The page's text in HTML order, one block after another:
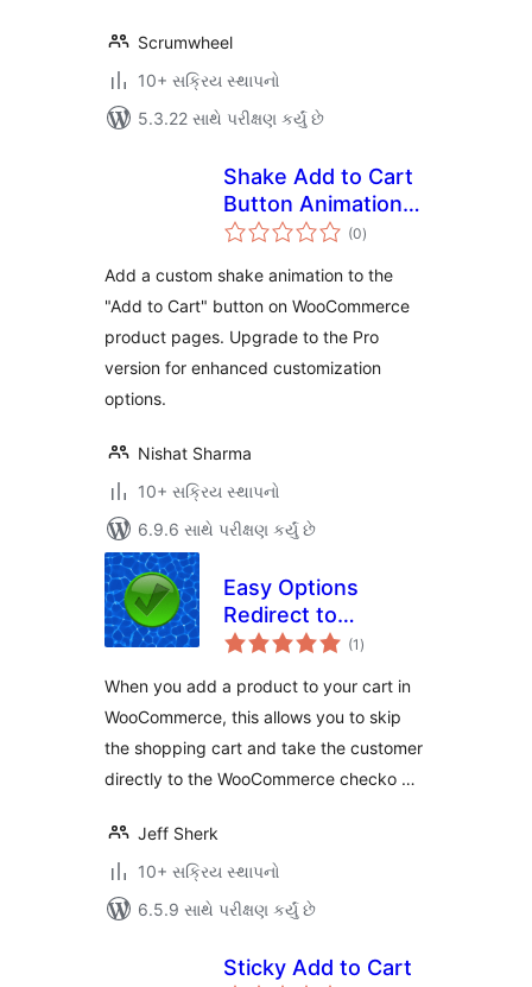
Scrumwheel
10+ સક્રિય સ્થાપનો
5.3.22 સાથે પરીક્ષણ કર્યું છે
Shake Add to Cart
Button Animation
for WooCommerce
(0કુલ
રેટિંગ્સ
)
Add a custom shake animation to the
"Add to Cart" button on WooCommerce
product pages. Upgrade to the Pro
version for enhanced customization
options.
Nishat Sharma
10+ સક્રિય સ્થાપનો
6.9.6 સાથે પરીક્ષણ કર્યું છે
Easy Options
Redirect to
Checkout per
WooCommerce
(1 કુલ
રેટિંગ્સ
)
When you add a product to your cart in
WooCommerce, this allows you to skip
the shopping cart and take the customer
directly to the WooCommerce checko …
Jeff Sherk
10+ સક્રિય સ્થાપનો
6.5.9 સાથે પરીક્ષણ કર્યું છે
Sticky Add to Cart